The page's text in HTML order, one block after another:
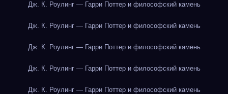
Дж. К. Роулинг — Гарри Поттер и философский камень
Дж. К. Роулинг — Гарри Поттер и философский камень
Дж. К. Роулинг — Гарри Поттер и философский камень
Дж. К. Роулинг — Гарри Поттер и философский камень
Дж. К. Роулинг — Гарри Поттер и философский камень